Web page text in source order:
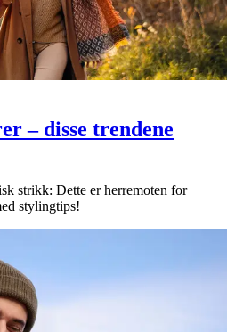
– disse trendene
strikk: Dette er herremoten for
stylingtips!